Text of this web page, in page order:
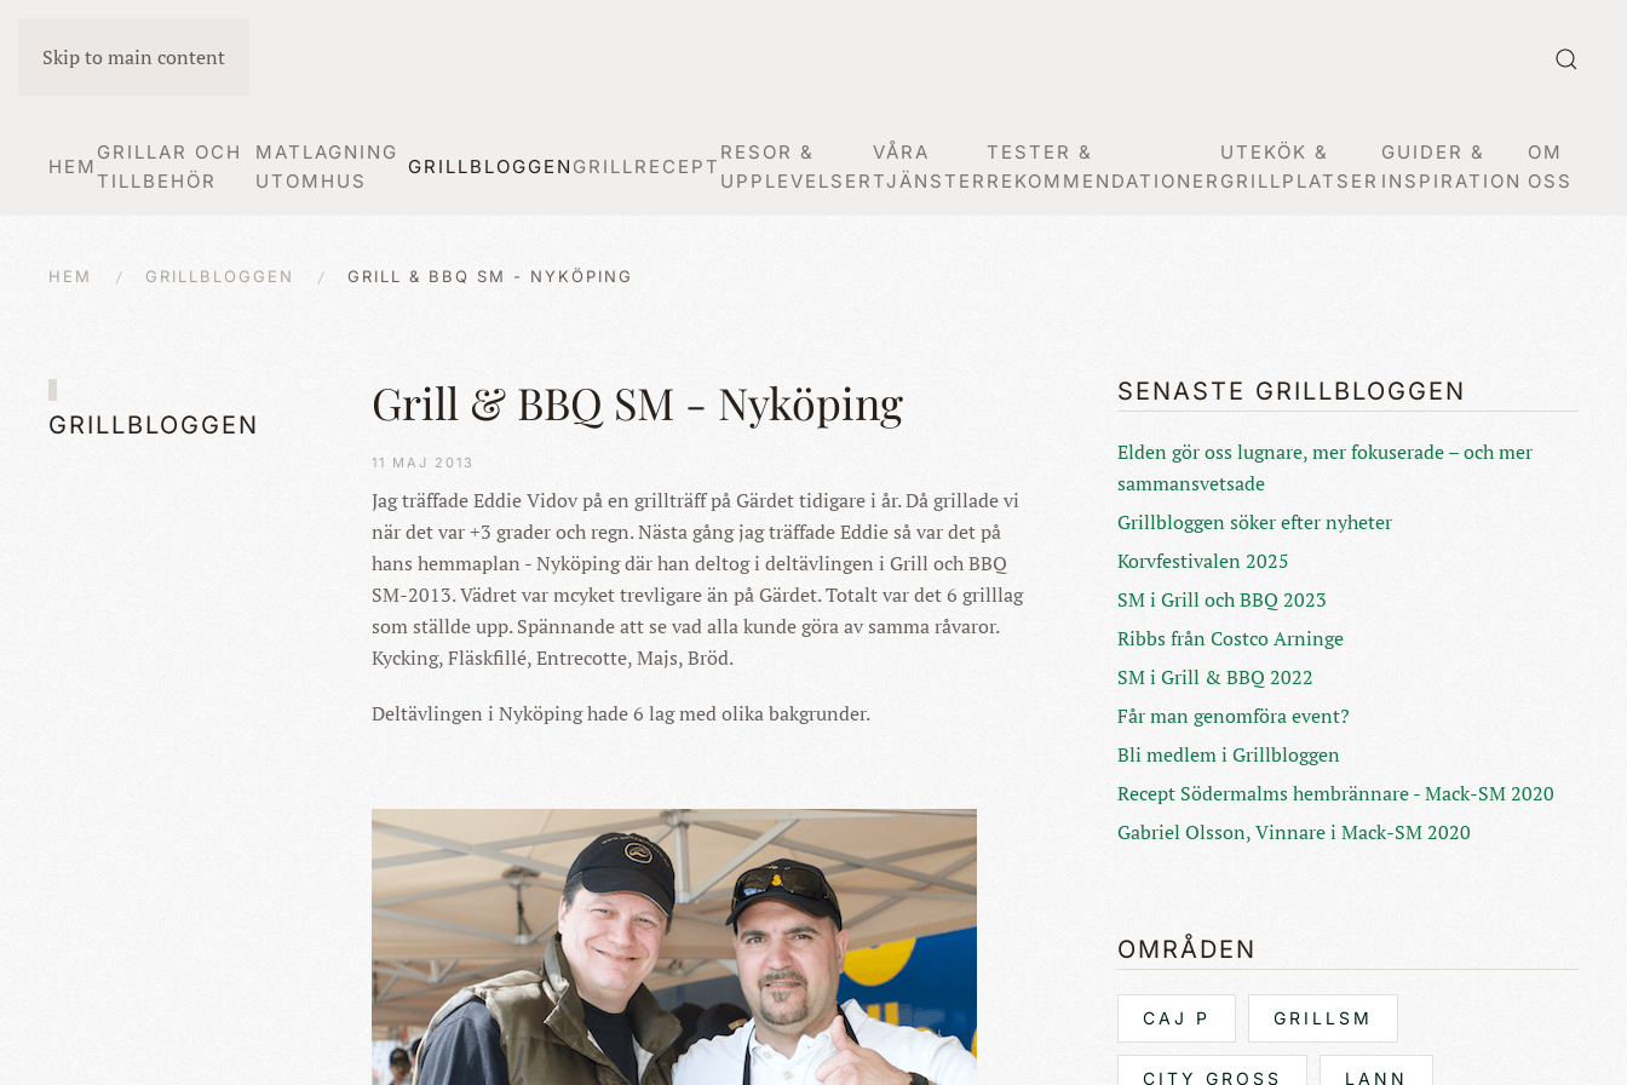
Skip to main content
HEM
GRILLAR OCH
TILLBEHÖR
MATLAGNING
UTOMHUS
GRILLBLOGGEN GRILLRECEPT
RESOR &
UPPLEVELSER
VÅRA
TJÄNSTER
TESTER &
REKOMMENDATIONER
UTEKÖK &
GRILLPLATSER
GUIDER &
INSPIRATION
OM
OSS
HEM GRILLBLOGGEN GRILL & BBQ SM - NYKÖPING
Grill & BBQ SM - Nyköping
11 MAJ 2013
Jag träffade Eddie Vidov på en grillträff på Gärdet tidigare i år. Då grillade vi
när det var +3 grader och regn. Nästa gång jag träffade Eddie så var det på
hans hemmaplan - Nyköping där han deltog i deltävlingen i Grill och BBQ
SM-2013. Vädret var mcyket trevligare än på Gärdet. Totalt var det 6 grilllag
som ställde upp. Spännande att se vad alla kunde göra av samma råvaror.
Kycking, Fläskfillé, Entrecotte, Majs, Bröd.
Deltävlingen i Nyköping hade 6 lag med olika bakgrunder.
SENASTE GRILLBLOGGEN
Elden gör oss lugnare, mer fokuserade – och mer
sammansvetsade
Grillbloggen söker efter nyheter
Korvfestivalen 2025
SM i Grill och BBQ 2023
Ribbs från Costco Arninge
SM i Grill & BBQ 2022
Får man genomföra event?
Bli medlem i Grillbloggen
Recept Södermalms hembrännare - Mack-SM 2020
Gabriel Olsson, Vinnare i Mack-SM 2020
OMRÅDEN
CAJ P GRILLSM
CITY GROSS LANN
GRILLBLOGGEN